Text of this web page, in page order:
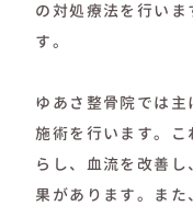
の対処療法を行い
す。
ゆあさ整骨院では
施術を行います。
らし、血流を改善
果があります。ま